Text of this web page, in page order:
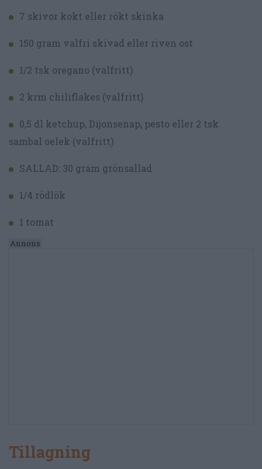
7 skivor kokt eller rökt skinka
150 gram valfri skivad eller riven ost
1/2 tsk oregano (valfritt)
2 krm chiliflakes (valfritt)
0,5 dl ketchup, Dijonsenap, pesto eller 2 tsk
sambal oelek (valfritt)
SALLAD: 30 gram grönsallad
1/4 rödlök
1 tomat
Tillagning